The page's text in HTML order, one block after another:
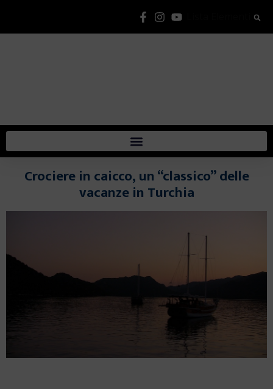
Crociere in caicco, un “classico” delle
vacanze in Turchia